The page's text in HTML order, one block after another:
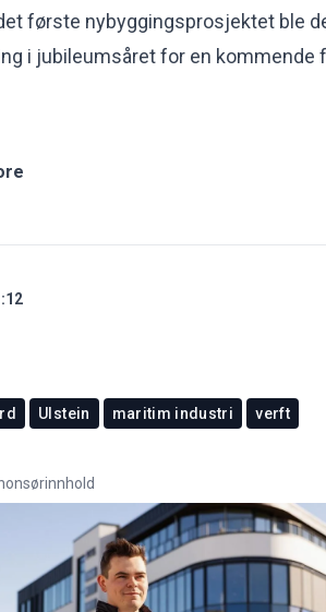
første nybyggingsprosjektet ble
i jubileumsåret for en kommende
Ulstein maritim industri verft